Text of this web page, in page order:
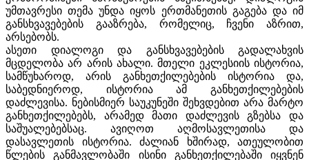
უმთავრესი თემა უნდა იყოს ერთმანეთის გაგება და იმ
განსხვავებების გააზრება, რომელიც, ჩვენი აზრით,
არსებობს.
ასეთი დიალოგი და განსხვავებების გადალახვის
მცდელობა არ არის ახალი. მთელი ეკლესიის ისტორია,
სამწუხაროდ, არის განხეთქილებების ისტორია და,
საბედნიეროდ, ისტორია ამ განხეთქილებების
დაძლევისა. ნებისმიერ საუკუნეში შეხვდებით არა მარტო
განხეთქილებებს, არამედ მათი დაძლევის გზებსა და
საშუალებებსაც. ავიღოთ აღმოსავლეთისა და
დასავლეთის ისტორია. ძალიან ხშირად, ათეულობით
წლების განმავლობაში ისინი განხეთქილებაში იყვნენ